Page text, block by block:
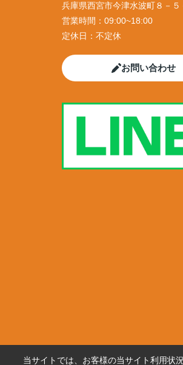
兵庫県西宮市今津水波町８－５
営業時間： 09:00~18:00
定休日： 不定休
お問い合わせ
当サイトでは、お客様の当サイト利用状